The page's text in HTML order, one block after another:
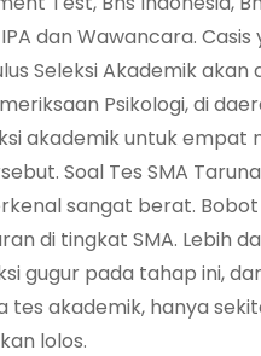
dan Wawancara. Casis
Seleksi Akademik akan
Psikologi, di
akademik untuk empat
Soal Tes SMA Taruna
sangat berat.
di tingkat SMA. Lebih
gugur pada tahap ini,
tes akademik, hanya
lolos.